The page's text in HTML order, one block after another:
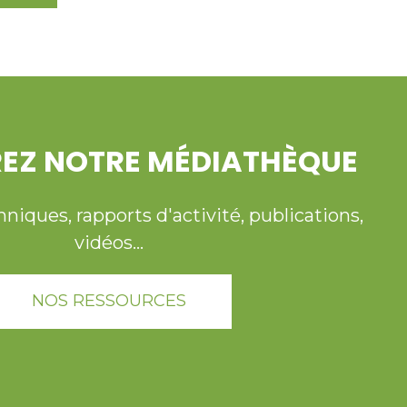
NOTRE MÉDIATHÈQUE
rapports d'activité, publications,
vidéos...
NOS RESSOURCES